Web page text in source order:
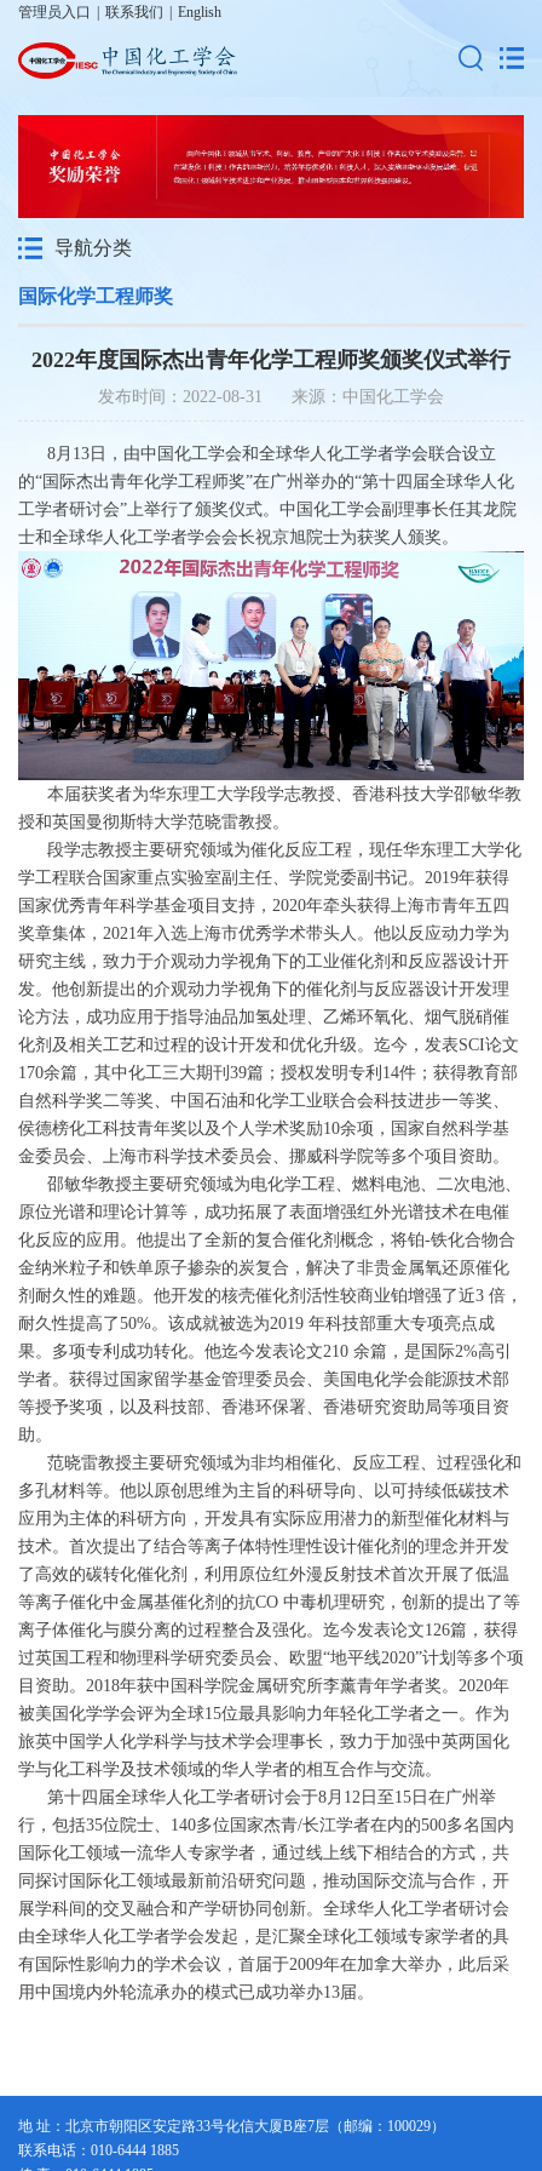
管理员入口 联系我们 English
导航分类
国际化学工程师奖
2022年度国际杰出青年化学工程师奖颁奖仪式举行
发布时间：2022-08-31 来源：中国化工学会
8月13日，由中国化工学会和全球华人化工学者学会联合设立
的“国际杰出青年化学工程师奖”在广州举办的“第十四届全球华人化
工学者研讨会”上举行了颁奖仪式。中国化工学会副理事长任其龙院
士和全球华人化工学者学会会长祝京旭院士为获奖人颁奖。
本届获奖者为华东理工大学段学志教授、香港科技大学邵敏华教
授和英国曼彻斯特大学范晓雷教授。
段学志教授主要研究领域为催化反应工程，现任华东理工大学化
学工程联合国家重点实验室副主任、学院党委副书记。2019年获得
国家优秀青年科学基金项目支持，2020年牵头获得上海市青年五四
奖章集体，2021年入选上海市优秀学术带头人。他以反应动力学为
研究主线，致力于介观动力学视角下的工业催化剂和反应器设计开
发。他创新提出的介观动力学视角下的催化剂与反应器设计开发理
论方法，成功应用于指导油品加氢处理、乙烯环氧化、烟气脱硝催
化剂及相关工艺和过程的设计开发和优化升级。迄今，发表SCI论文
170余篇，其中化工三大期刊39篇；授权发明专利14件；获得教育部
自然科学奖二等奖、中国石油和化学工业联合会科技进步一等奖、
侯德榜化工科技青年奖以及个人学术奖励10余项，国家自然科学基
金委员会、上海市科学技术委员会、挪威科学院等多个项目资助。
邵敏华教授主要研究领域为电化学工程、燃料电池、二次电池、
原位光谱和理论计算等，成功拓展了表面增强红外光谱技术在电催
化反应的应用。他提出了全新的复合催化剂概念，将铂-铁化合物合
金纳米粒子和铁单原子掺杂的炭复合，解决了非贵金属氧还原催化
剂耐久性的难题。他开发的核壳催化剂活性较商业铂增强了近3 倍，
耐久性提高了50%。该成就被选为2019 年科技部重大专项亮点成
果。多项专利成功转化。他迄今发表论文210 余篇，是国际2%高引
学者。获得过国家留学基金管理委员会、美国电化学会能源技术部
等授予奖项，以及科技部、香港环保署、香港研究资助局等项目资
助。
范晓雷教授主要研究领域为非均相催化、反应工程、过程强化和
多孔材料等。他以原创思维为主旨的科研导向、以可持续低碳技术
应用为主体的科研方向，开发具有实际应用潜力的新型催化材料与
技术。首次提出了结合等离子体特性理性设计催化剂的理念并开发
了高效的碳转化催化剂，利用原位红外漫反射技术首次开展了低温
等离子催化中金属基催化剂的抗CO 中毒机理研究，创新的提出了等
离子体催化与膜分离的过程整合及强化。迄今发表论文126篇，获得
过英国工程和物理科学研究委员会、欧盟“地平线2020”计划等多个项
目资助。2018年获中国科学院金属研究所李薰青年学者奖。2020年
被美国化学学会评为全球15位最具影响力年轻化工学者之一。作为
旅英中国学人化学科学与技术学会理事长，致力于加强中英两国化
学与化工科学及技术领域的华人学者的相互合作与交流。
第十四届全球华人化工学者研讨会于8月12日至15日在广州举
行，包括35位院士、140多位国家杰青/长江学者在内的500多名国内
国际化工领域一流华人专家学者，通过线上线下相结合的方式，共
同探讨国际化工领域最新前沿研究问题，推动国际交流与合作，开
展学科间的交叉融合和产学研协同创新。全球华人化工学者研讨会
由全球华人化工学者学会发起，是汇聚全球化工领域专家学者的具
有国际性影响力的学术会议，首届于2009年在加拿大举办，此后采
用中国境内外轮流承办的模式已成功举办13届。
地 址：北京市朝阳区安定路33号化信大厦B座7层（邮编：100029）
联系电话：010-6444 1885